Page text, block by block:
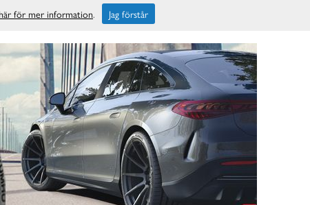
för mer information. Jag förstår